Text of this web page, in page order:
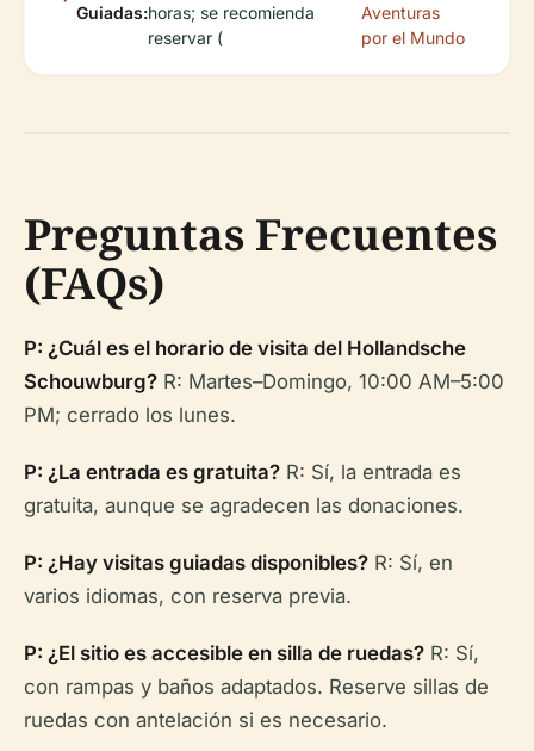
Guiadas:horas; se recomienda
reservar (
Aventuras
por el Mundo
Preguntas Frecuentes
(FAQs)
P: ¿Cuál es el horario de visita del Hollandsche
Schouwburg? R: Martes–Domingo, 10:00 AM–5:00
PM; cerrado los lunes.
P: ¿La entrada es gratuita? R: Sí, la entrada es
gratuita, aunque se agradecen las donaciones.
P: ¿Hay visitas guiadas disponibles? R: Sí, en
varios idiomas, con reserva previa.
P: ¿El sitio es accesible en silla de ruedas? R: Sí,
con rampas y baños adaptados. Reserve sillas de
ruedas con antelación si es necesario.